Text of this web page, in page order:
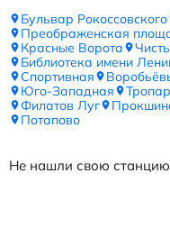
Бульвар Рокоссовского
Преображенская
Красные Ворота
Библиотека имени
Спортивная
Юго-Западная
Филатов Луг
Потапово
Не нашли свою